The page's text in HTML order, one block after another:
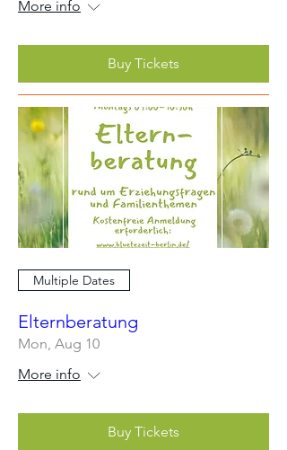
More info
Buy Tickets
Multiple Dates
Elternberatung
Mon, Aug 10
More info
Buy Tickets